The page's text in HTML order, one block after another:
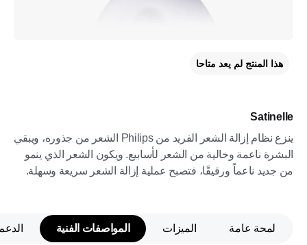
Satinelle
ينزع نظام إزالة الشعر الفريد من Philips الشعر من جذوره، ويبقي
البشرة ناعمة وخالية من الشعر لأسابيع. ويكون الشعر الذي ينمو
من جديد ناعماً ورقيقًا، فتصبح عملية إزالة الشعر سريعة وسهلة.
هذا المنتج لم يعد متاحا
لمحة عامة الميزات المواصفات الفنية